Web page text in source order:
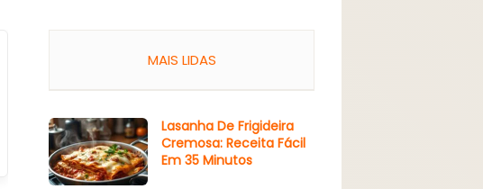
MAIS LIDAS
Lasanha De Frigideira
Cremosa: Receita Fácil
Em 35 Minutos